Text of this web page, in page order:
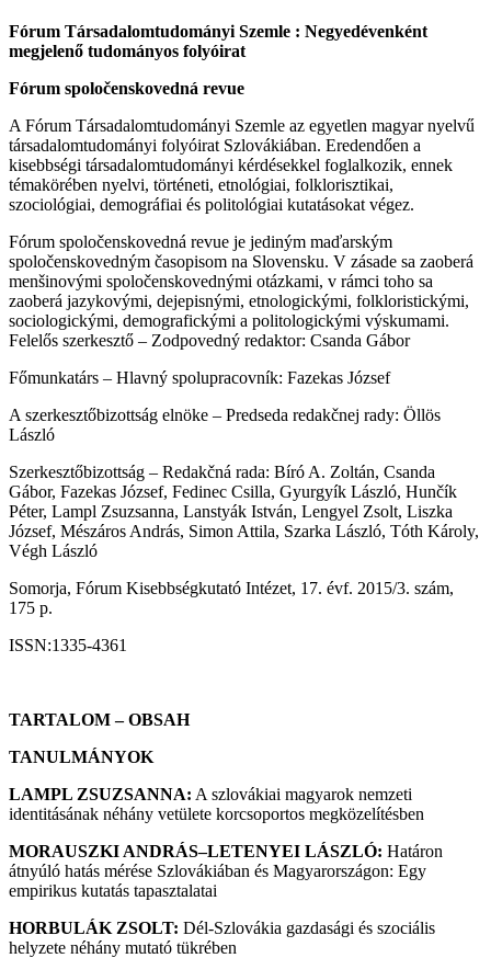
Fórum Társadalomtudományi Szemle : Negyedévenként
megjelenő tudományos folyóirat
Fórum spoločenskovedná revue
A Fórum Társadalomtudományi Szemle az egyetlen magyar nyelvű
társadalomtudományi folyóirat Szlovákiában. Eredendően a
kisebbségi társadalomtudományi kérdésekkel foglalkozik, ennek
témakörében nyelvi, történeti, etnológiai, folklorisztikai,
szociológiai, demográfiai és politológiai kutatásokat végez.
Fórum spoločenskovedná revue je jediným maďarským
spoločenskovedným časopisom na Slovensku. V zásade sa zaoberá
menšinovými spoločenskovednými otázkami, v rámci toho sa
zaoberá jazykovými, dejepisnými, etnologickými, folkloristickými,
sociologickými, demografickými a politologickými výskumami.
Felelős szerkesztő – Zodpovedný redaktor: Csanda Gábor
Főmunkatárs – Hlavný spolupracovník: Fazekas József
A szerkesztőbizottság elnöke – Predseda redakčnej rady: Öllös
László
Szerkesztőbizottság – Redakčná rada: Bíró A. Zoltán, Csanda
Gábor, Fazekas József, Fedinec Csilla, Gyurgyík László, Hunčík
Péter, Lampl Zsuzsanna, Lanstyák István, Lengyel Zsolt, Liszka
József, Mészáros András, Simon Attila, Szarka László, Tóth Károly,
Végh László
Somorja, Fórum Kisebbségkutató Intézet, 17. évf. 2015/3. szám,
175 p.
ISSN:1335-4361
TARTALOM – OBSAH
TANULMÁNYOK
LAMPL ZSUZSANNA: A szlovákiai magyarok nemzeti
identitásának néhány vetülete korcsoportos megközelítésben
MORAUSZKI ANDRÁS–LETENYEI LÁSZLÓ: Határon
átnyúló hatás mérése Szlovákiában és Magyarországon: Egy
empirikus kutatás tapasztalatai
HORBULÁK ZSOLT: Dél-Szlovákia gazdasági és szociális
helyzete néhány mutató tükrében